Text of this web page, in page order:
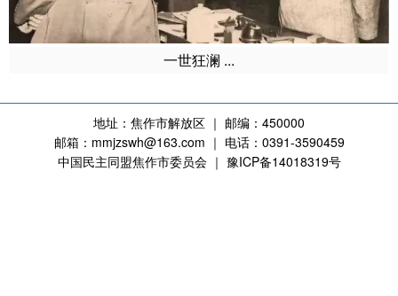
一世狂澜 ...
地址：焦作市解放区 ｜ 邮编：450000
邮箱：mmjzswh@163.com ｜ 电话：0391-3590459
中国民主同盟焦作市委员会 ｜ 豫ICP备14018319号